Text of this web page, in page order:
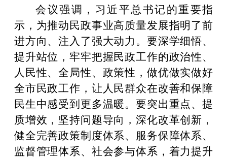
会议强调，习近平总书记的重要指
示，为推动民政事业高质量发展指明了前
进方向、注入了强大动力。要深学细悟、
提升站位，牢牢把握民政工作的政治性、
人民性、全局性、政策性，做优做实做好
全市民政工作，让人民群众在改善和保障
民生中感受到更多温暖。要突出重点、提
质增效，坚持问题导向，深化改革创新，
健全完善政策制度体系、服务保障体系、
监督管理体系、社会参与体系，着力提升